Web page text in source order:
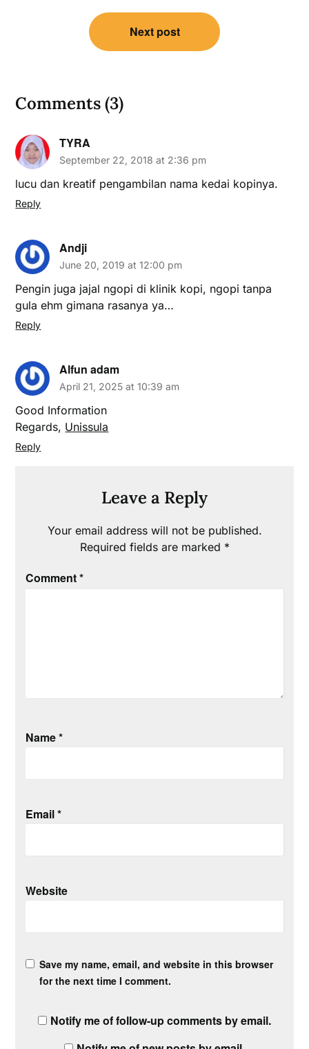
Next post
Comments (3)
TYRA
September 22, 2018 at 2:36 pm
lucu dan kreatif pengambilan nama kedai kopinya.
Reply
Andji
June 20, 2019 at 12:00 pm
Pengin juga jajal ngopi di klinik kopi, ngopi tanpa
gula ehm gimana rasanya ya…
Reply
Alfun adam
April 21, 2025 at 10:39 am
Good Information
Regards, Unissula
Reply
Leave a Reply
Your email address will not be published.
Required fields are marked *
Comment*
Name*
Email*
Website
Save my name, email, and website in this browser
for the next time I comment.
Notify me of follow-up comments by email.